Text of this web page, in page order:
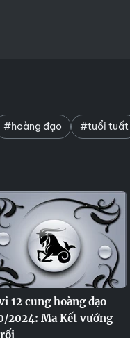
#hoàng đạo #tuổi tuất
12 cung hoàng đạo
2024: Ma Kết vướng